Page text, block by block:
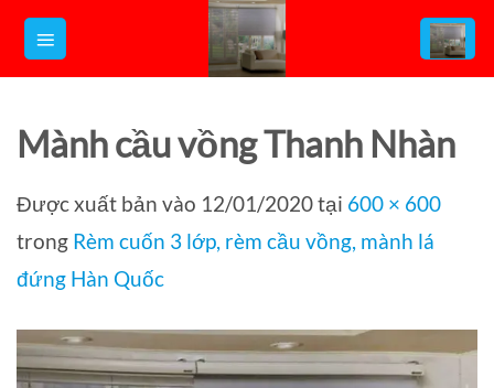
qua
dung
Mành cầu vồng Thanh Nhàn
Được xuất bản vào 12/01/2020tại 600 × 600
trong Rèm cuốn 3 lớp, rèm cầu vồng, mành lá
đứng Hàn Quốc